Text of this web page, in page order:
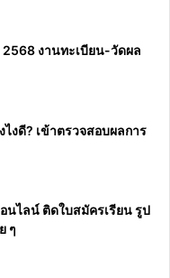
2568 งานทะเบียน-วัดผล
ไงดี? เข้าตรวจสอบผลการ
นไลน์ ติดใบสมัครเรียน รูป
ๆ